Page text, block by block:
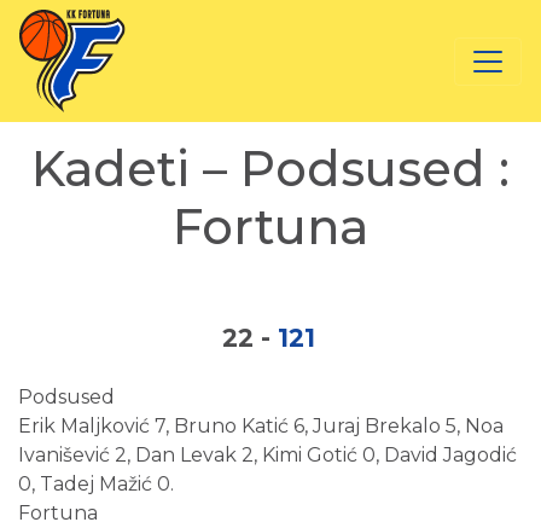
Kadeti – Podsused :
Fortuna
22 - 121
Podsused
Erik Maljković 7, Bruno Katić 6, Juraj Brekalo 5, Noa
Ivanišević 2, Dan Levak 2, Kimi Gotić 0, David Jagodić
0, Tadej Mažić 0.
Fortuna